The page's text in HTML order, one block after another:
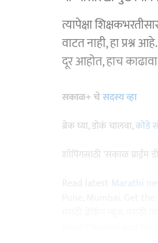
त्यापेक्षा
वाटत नाही, हा प्रश्न
दूर आहोत, हाच
सकाळ+ चेसदस्य व्हा
ब्रेक घ्या, डोकं चालवा,कोडे
शॉपिंगसाठी 'सकाळ प्राईम
Marathi